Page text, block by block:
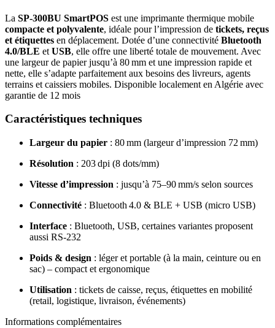
La SP‑300BU SmartPOS est une imprimante thermique mobile
compacte et polyvalente, idéale pour l’impression de tickets, reçus
et étiquettes en déplacement. Dotée d’une connectivité Bluetooth
4.0/BLE et USB, elle offre une liberté totale de mouvement. Avec
une largeur de papier jusqu’à 80 mm et une impression rapide et
nette, elle s’adapte parfaitement aux besoins des livreurs, agents
terrains et caissiers mobiles. Disponible localement en Algérie avec
garantie de 12 mois
Caractéristiques techniques
Largeur du papier : 80 mm (largeur d’impression 72 mm)
Résolution : 203 dpi (8 dots/mm)
Vitesse d’impression : jusqu’à 75–90 mm/s selon sources
Connectivité : Bluetooth 4.0 & BLE + USB (micro USB)
Interface : Bluetooth, USB, certaines variantes proposent
aussi RS‑232
Poids & design : léger et portable (à la main, ceinture ou en
sac) – compact et ergonomique
Utilisation : tickets de caisse, reçus, étiquettes en mobilité
(retail, logistique, livraison, événements)
Informations complémentaires